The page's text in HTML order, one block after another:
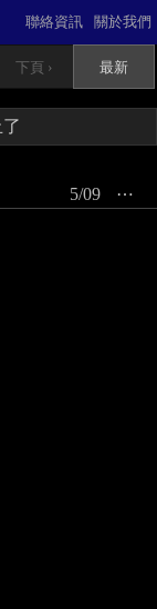
關於我們
聯絡資訊
下頁 › 最新
⋯
5/09